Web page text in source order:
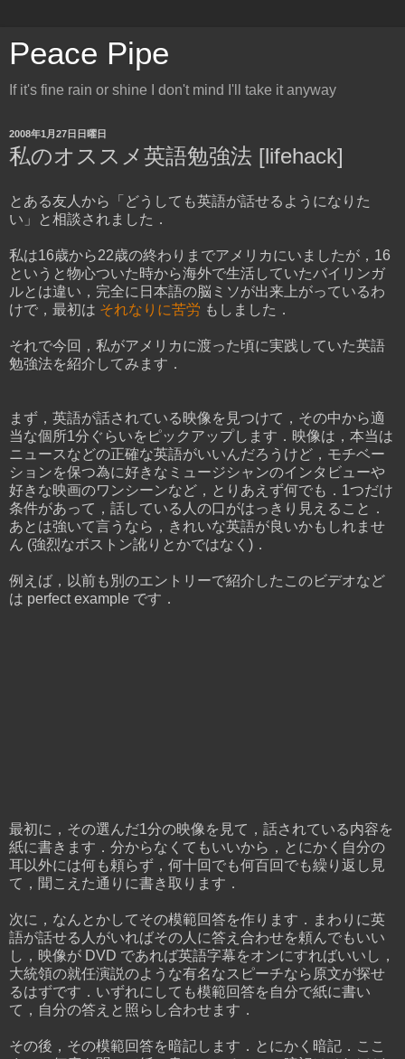
Peace Pipe
If it's fine rain or shine I don't mind I'll take it anyway
2008年1月27日日曜日
私のオススメ英語勉強法 [lifehack]
とある友人から「どうしても英語が話せるようになりた
い」と相談されました．
私は16歳から22歳の終わりまでアメリカにいましたが，16
というと物心ついた時から海外で生活していたバイリンガ
ルとは違い，完全に日本語の脳ミソが出来上がっているわ
けで，最初は それなりに苦労 もしました．
それで今回，私がアメリカに渡った頃に実践していた英語
勉強法を紹介してみます．
まず，英語が話されている映像を見つけて，その中から適
当な個所1分ぐらいをピックアップします．映像は，本当は
ニュースなどの正確な英語がいいんだろうけど，モチベー
ションを保つ為に好きなミュージシャンのインタビューや
好きな映画のワンシーンなど，とりあえず何でも．1つだけ
条件があって，話している人の口がはっきり見えること．
あとは強いて言うなら，きれいな英語が良いかもしれませ
ん (強烈なボストン訛りとかではなく)．
例えば，以前も別のエントリーで紹介したこのビデオなど
は perfect example です．
最初に，その選んだ1分の映像を見て，話されている内容を
紙に書きます．分からなくてもいいから，とにかく自分の
耳以外には何も頼らず，何十回でも何百回でも繰り返し見
て，聞こえた通りに書き取ります．
次に，なんとかしてその模範回答を作ります．まわりに英
語が話せる人がいればその人に答え合わせを頼んでもいい
し，映像が DVD であれば英語字幕をオンにすればいいし，
大統領の就任演説のような有名なスピーチなら原文が探せ
るはずです．いずれにしても模範回答を自分で紙に書い
て，自分の答えと照らし合わせます．
その後，その模範回答を暗記します．とにかく暗記．ここ